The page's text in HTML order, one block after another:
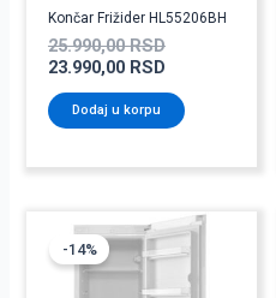
Končar Frižider HL55206BH
25.990,00RSD
23.990,00 RSD
Dodaj u korpu
-14%
Originalna
cena
je
bila:
Trenutna
cena
je:
23.990,00 RSD.